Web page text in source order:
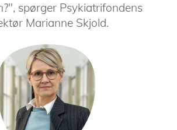
spørger Psykiatrifondens
Marianne Skjold.